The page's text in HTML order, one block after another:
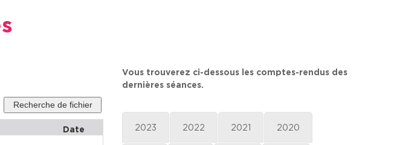
Date
Vous trouverez ci-dessous les comptes-rendus des
dernières séances.
2023 2022 2021 2020